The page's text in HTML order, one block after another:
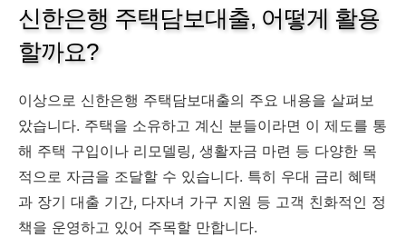
신한은행 주택담보대출, 어떻게 활용
할까요?
이상으로 신한은행 주택담보대출의 주요 내용을 살펴보
았습니다. 주택을 소유하고 계신 분들이라면 이 제도를 통
해 주택 구입이나 리모델링, 생활자금 마련 등 다양한 목
적으로 자금을 조달할 수 있습니다. 특히 우대 금리 혜택
과 장기 대출 기간, 다자녀 가구 지원 등 고객 친화적인 정
책을 운영하고 있어 주목할 만합니다.